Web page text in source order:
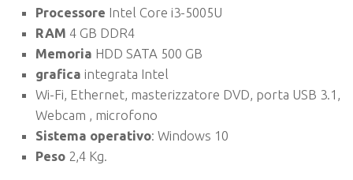
Processore Intel Core i3-5005U
RAM 4 GB DDR4
Memoria HDD SATA 500 GB
grafica integrata Intel
Wi-Fi, Ethernet, masterizzatore DVD, porta USB 3.1,
Webcam , microfono
Sistema operativo: Windows 10
Peso 2,4 Kg.